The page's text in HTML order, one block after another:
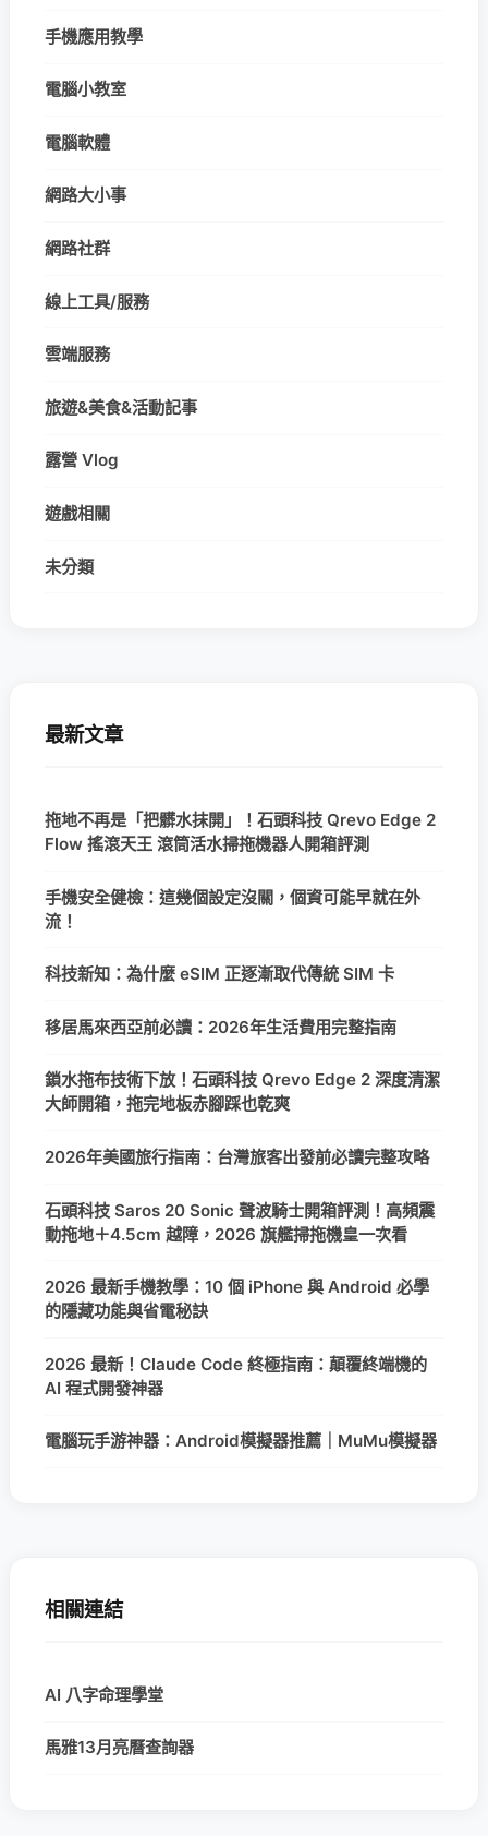
手機應用教學
電腦小教室
電腦軟體
網路大小事
網路社群
線上工具/服務
雲端服務
旅遊&美食&活動記事
露營 Vlog
遊戲相關
未分類
最新文章
拖地不再是「把髒水抹開」！石頭科技 Qrevo Edge 2
Flow 搖滾天王 滾筒活水掃拖機器人開箱評測
手機安全健檢：這幾個設定沒關，個資可能早就在外
流！
科技新知：為什麼 eSIM 正逐漸取代傳統 SIM 卡
移居馬來西亞前必讀：2026年生活費用完整指南
鎖水拖布技術下放！石頭科技 Qrevo Edge 2 深度清潔
大師開箱，拖完地板赤腳踩也乾爽
2026年美國旅行指南：台灣旅客出發前必讀完整攻略
石頭科技 Saros 20 Sonic 聲波騎士開箱評測！高頻震
動拖地＋4.5cm 越障，2026 旗艦掃拖機皇一次看
2026 最新手機教學：10 個 iPhone 與 Android 必學
的隱藏功能與省電秘訣
2026 最新！Claude Code 終極指南：顛覆終端機的
AI 程式開發神器
電腦玩手游神器：Android模擬器推薦｜MuMu模擬器
相關連結
AI 八字命理學堂
馬雅13月亮曆查詢器